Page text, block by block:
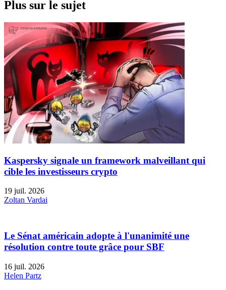
Plus sur le sujet
Kaspersky signale un framework malveillant qui
cible les investisseurs crypto
19 juil. 2026
Zoltan Vardai
Le Sénat américain adopte à l'unanimité une
résolution contre toute grâce pour SBF
16 juil. 2026
Helen Partz